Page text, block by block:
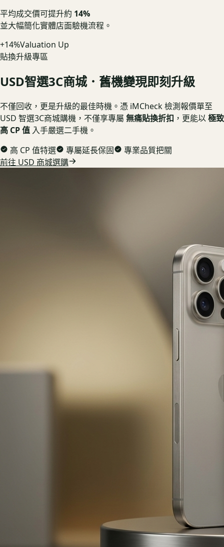
平均成交價可提升約 14%
並大幅簡化實體店面驗機流程。
+14%Valuation Up
貼換升級專區
USD智選3C商城．舊機變現即刻升級
不僅回收，更是升級的最佳時機。憑 iMCheck 檢測報價單至
USD 智選3C商城購機，不僅享專屬 無痛貼換折扣 ，更能以極致
高 CP 值 入手嚴選二手機。
高 CP 值特選
專屬延長保固
專業品質把關
前往 USD 商城選購